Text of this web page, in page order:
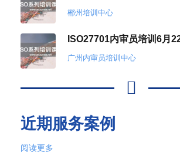
郴州培训中心
ISO27701内审员培训6月
广州内审员培训中心
近期服务案例
阅读更多